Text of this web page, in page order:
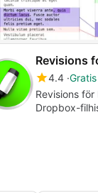
Revisions
4.4 Gratis
Revisions
Dropbox-